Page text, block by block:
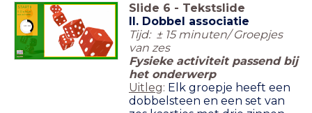
START II
II. Dobbel
associatie
Slide 6 - Tekstslide
II. Dobbel associatie
Tijd: ± 15 minuten/ Groepjes
van zes
Fysieke activiteit passend bij
het onderwerp
Uitleg: Elk groepje heeft een
dobbelsteen en een set van